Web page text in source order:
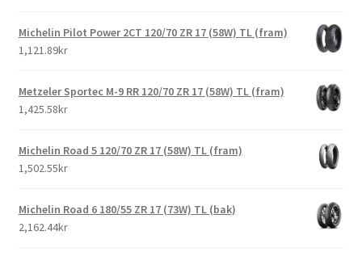
Michelin Pilot Power 2CT 120/70 ZR 17 (58W) TL (fram)
1,121.89kr
Metzeler Sportec M-9 RR 120/70 ZR 17 (58W) TL (fram)
1,425.58kr
Michelin Road 5 120/70 ZR 17 (58W) TL (fram)
1,502.55kr
Michelin Road 6 180/55 ZR 17 (73W) TL (bak)
2,162.44kr